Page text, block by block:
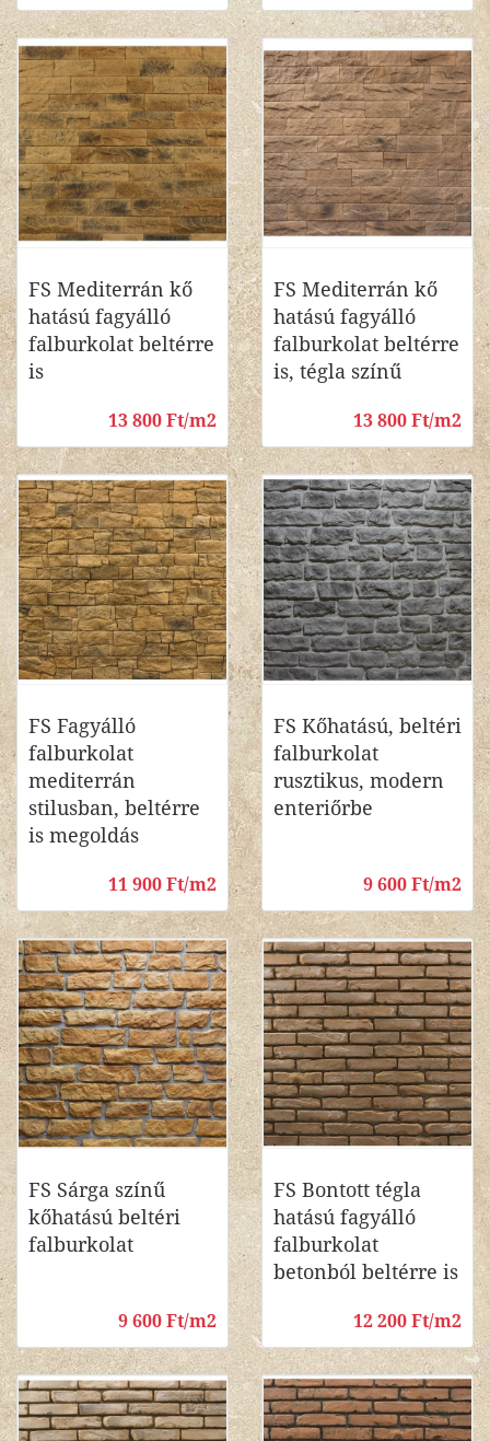
FS Mediterrán kő
hatású fagyálló
falburkolat beltérre
is
13 800 Ft/m2
FS Mediterrán kő
hatású fagyálló
falburkolat beltérre
is, tégla színű
13 800 Ft/m2
FS Fagyálló
falburkolat
mediterrán
stilusban, beltérre
is megoldás
11 900 Ft/m2
FS Kőhatású, beltéri
falburkolat
rusztikus, modern
enteriőrbe
9 600 Ft/m2
FS Sárga színű
kőhatású beltéri
falburkolat
9 600 Ft/m2
FS Bontott tégla
hatású fagyálló
falburkolat
betonból beltérre is
12 200 Ft/m2